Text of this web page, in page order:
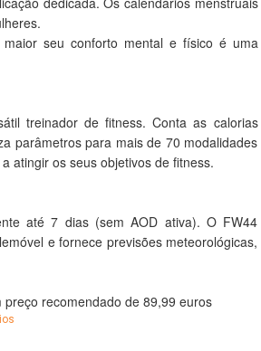
seu conforto mental e físico é uma
treinador de fitness. Conta as calorias
parâmetros para mais de 70 modalidades
atingir os seus objetivos de fitness.
até 7 dias (sem AOD ativa). O FW44
e fornece previsões meteorológicas,
recomendado de 89,99 euros